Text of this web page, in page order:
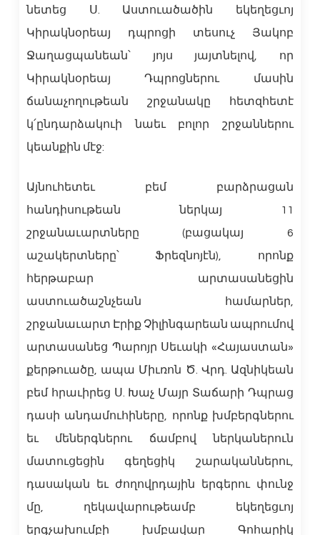
նետեց Ս. Աստուածածին եկեղեցւոյ
Կիրակնօրեայ դպրոցի տեսուչ Յակոբ
Ջաղացպանեան՝ յոյս յայտնելով, որ
Կիրակնօրեայ Դպրոցներու մասին
ճանաչողութեան շրջանակը հետզհետէ
կ՛ընդարձակուի նաեւ բոլոր շրջաններու
կեանքին մէջ:
Այնուհետեւ բեմ բարձրացան
հանդիսութեան ներկայ 11
շրջանաւարտները (բացակայ 6
աշակերտները՝ Ֆրեզնոյէն), որոնք
հերթաբար արտասանեցին
աստուածաշնչեան համարներ,
շրջանաւարտ Էրիք Չիլինգարեան ապրումով
արտասանեց Պարոյր Սեւակի «Հայաստան»
քերթուածը, ապա Միւռոն Ծ. Վրդ. Ազնիկեան
բեմ հրաւիրեց Ս. Խաչ Մայր Տաճարի Դպրաց
դասի անդամուհիները, որոնք խմբերգներու
եւ մեներգներու ճամբով ներկաներուն
մատուցեցին գեղեցիկ շարականներու,
դասական եւ ժողովրդային երգերու փունջ
մը, ղեկավարութեամբ եկեղեցւոյ
երգչախումբի խմբավար Գոհարիկ